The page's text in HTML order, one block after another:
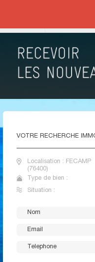
VENTE
VOTRE RECHERCHE
Localisation : FECAMP
(76400)
Type de bien :
Situation :